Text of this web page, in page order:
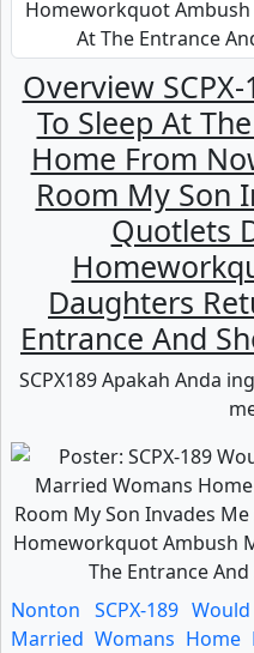
Overview
To Sleep At
Home From
Room My Son
Quotlets
Daughters
Entrance And
SCPX189 Apakah Anda
Nonton SCPX-189
Married Womans